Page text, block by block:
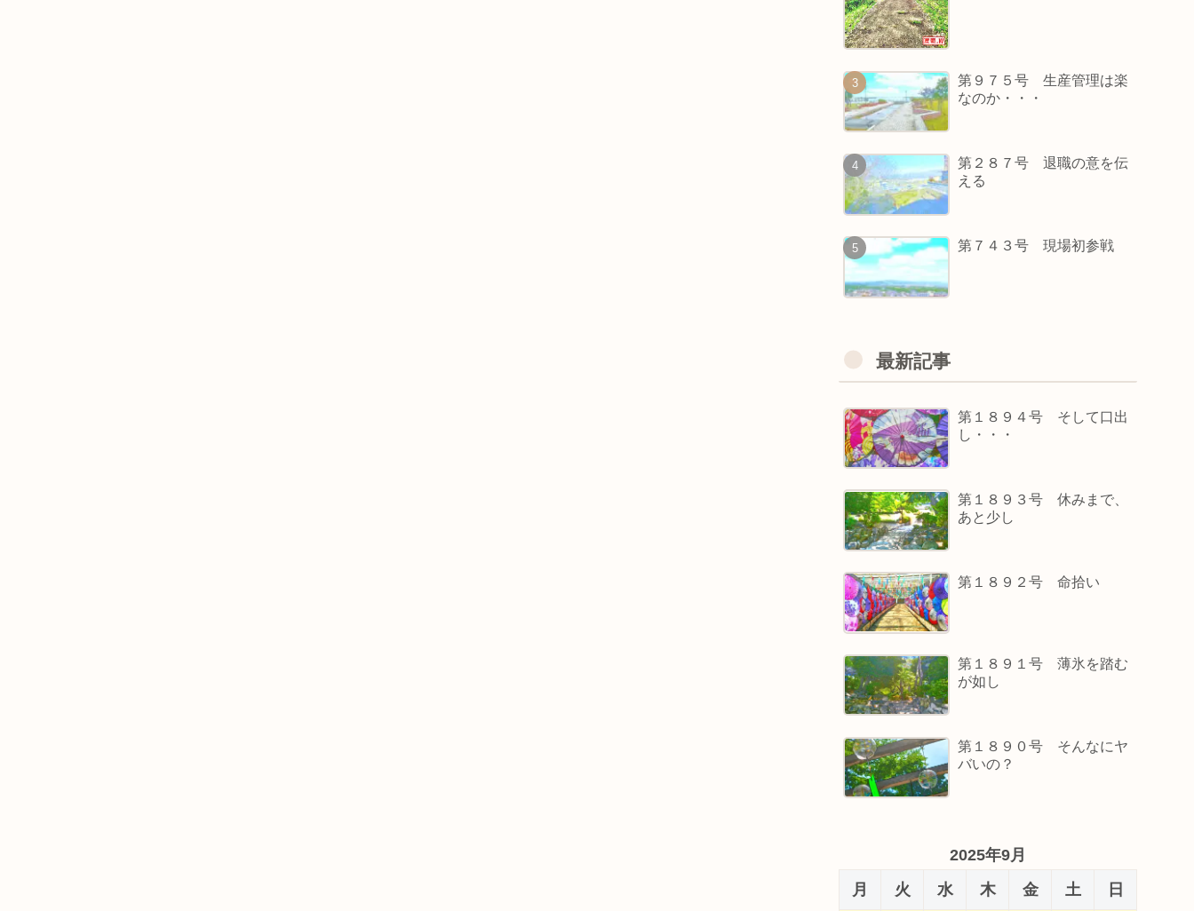
第９７５号 生産管理は楽
なのか・・・
第２８７号 退職の意を伝
える
第７４３号 現場初参戦
最新記事
第１８９４号 そして口出
し・・・
第１８９３号 休みまで、
あと少し
第１８９２号 命拾い
第１８９１号 薄氷を踏む
が如し
第１８９０号 そんなにヤ
バいの？
2025年9月
月
火 水 木 金 土
日